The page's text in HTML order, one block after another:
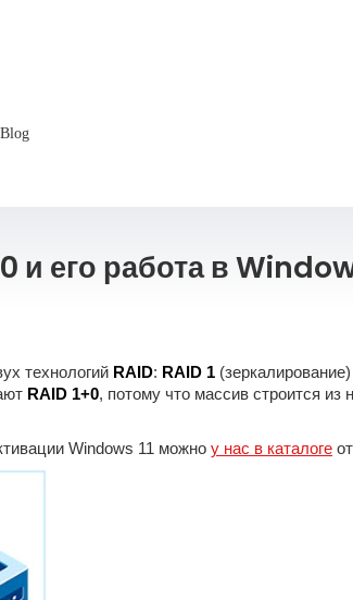
Blog
и его работа в
технологий RAID: RAID 1
RAID 1+0, потому что массив строится из
Windows 11 можно у нас в каталоге